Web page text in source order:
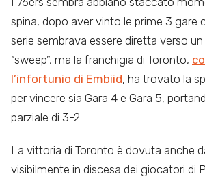
spina, dopo aver vinto le prime 3 gare
serie sembrava essere diretta verso
“sweep”, ma la franchigia di Toronto,
l’infortunio di Embiid, ha trovato la
per vincere sia Gara 4 e Gara 5,
parziale di 3-2.
La vittoria di Toronto è dovuta anche
visibilmente in discesa dei giocatori di